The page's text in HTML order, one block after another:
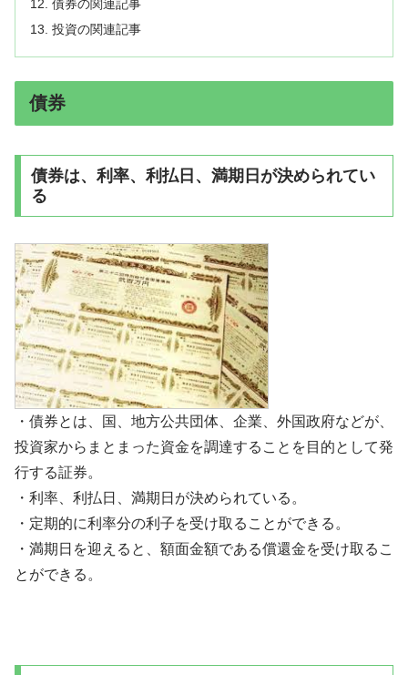
債券の関連記事
投資の関連記事
債券
債券は、利率、利払日、満期日が決められてい
る
・債券とは、国、地方公共団体、企業、外国政府などが、
投資家からまとまった資金を調達することを目的として発
行する証券。
・利率、利払日、満期日が決められている。
・定期的に利率分の利子を受け取ることができる。
・満期日を迎えると、額面金額である償還金を受け取るこ
とができる。